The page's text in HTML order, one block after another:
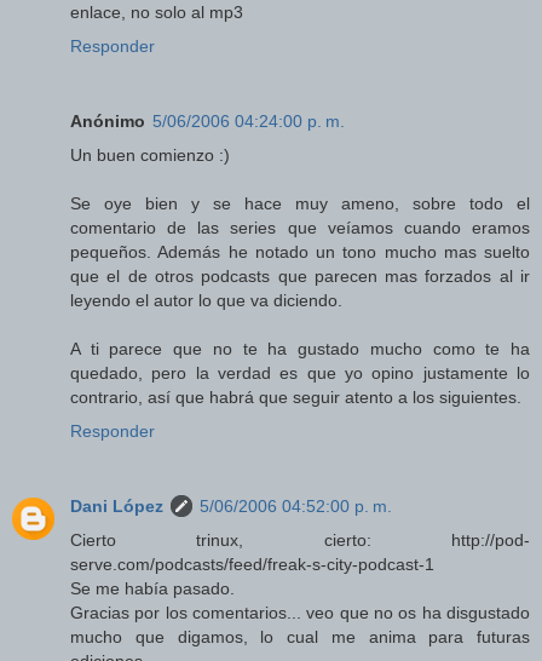
enlace, no solo al mp3
Responder
Anónimo 5/06/2006 04:24:00 p. m.
Un buen comienzo :)
Se oye bien y se hace muy ameno, sobre todo el
comentario de las series que veíamos cuando eramos
pequeños. Además he notado un tono mucho mas suelto
que el de otros podcasts que parecen mas forzados al ir
leyendo el autor lo que va diciendo.
A ti parece que no te ha gustado mucho como te ha
quedado, pero la verdad es que yo opino justamente lo
contrario, así que habrá que seguir atento a los siguientes.
Responder
Dani López
5/06/2006 04:52:00 p. m.
Cierto trinux, cierto: http://pod-
serve.com/podcasts/feed/freak-s-city-podcast-1
Se me había pasado.
Gracias por los comentarios... veo que no os ha disgustado
mucho que digamos, lo cual me anima para futuras